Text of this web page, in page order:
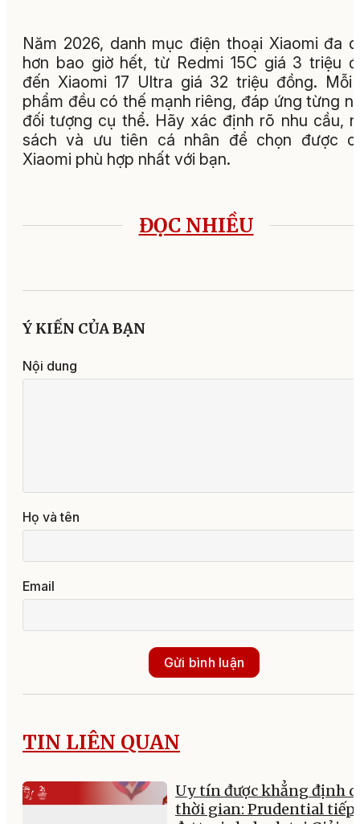
Năm 2026, danh mục điện thoại Xiaomi đa
hơn bao giờ hết, từ Redmi 15C giá 3 triệu
đến Xiaomi 17 Ultra giá 32 triệu đồng. Mỗi
phẩm đều có thế mạnh riêng, đáp ứng từng
đối tượng cụ thể. Hãy xác định rõ nhu cầu,
sách và ưu tiên cá nhân để chọn được
Xiaomi phù hợp nhất với bạn.
ĐỌC NHIỀU
Ý KIẾN CỦA BẠN
Nội dung
Họ và tên
Email
Gửi bình luận
TIN LIÊN QUAN
Uy tín được khẳng định
thời gian: Prudential tiếp